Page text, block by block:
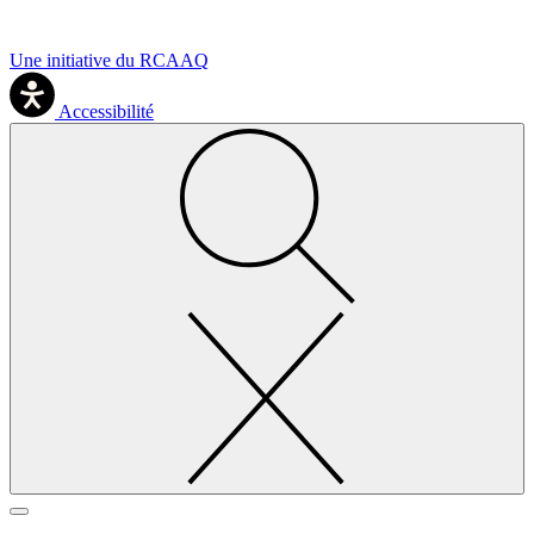
Une initiative du RCAAQ
Accessibilité